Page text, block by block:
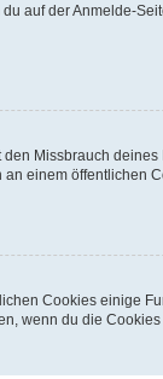
auf der Anmelde-
Missbrauch
einem öffentlichen
Cookies einige
wenn du die Cookies